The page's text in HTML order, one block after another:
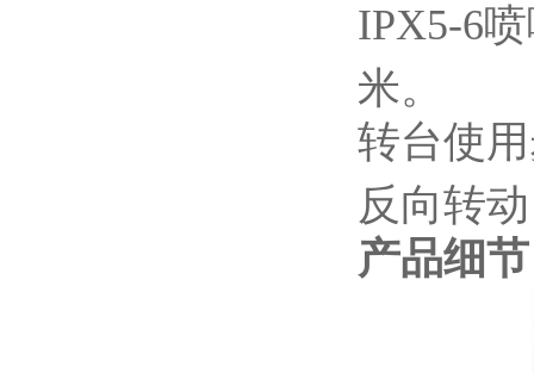
IPX5-6
米。
转台使
反向转
产品细节